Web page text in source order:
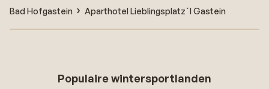
Bad Hofgastein
Aparthotel Lieblingsplatz´l Gastein
Populaire wintersportlanden